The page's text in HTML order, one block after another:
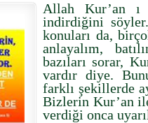
Allah Kur’an
indirdiğini
konuları da,
anlayalım,
bazıları sorar,
vardır diye.
farklı şekillerde
Bizlerin Kur’an
verdiği onca